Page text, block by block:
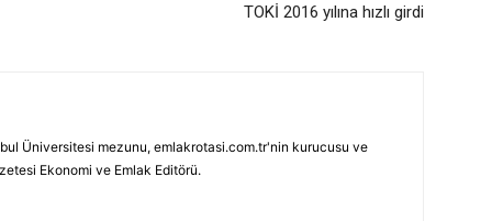
TOKİ 2016 yılına hızlı girdi
Üniversitesi mezunu, emlakrotasi.com.tr'nin kurucusu ve
Ekonomi ve Emlak Editörü.